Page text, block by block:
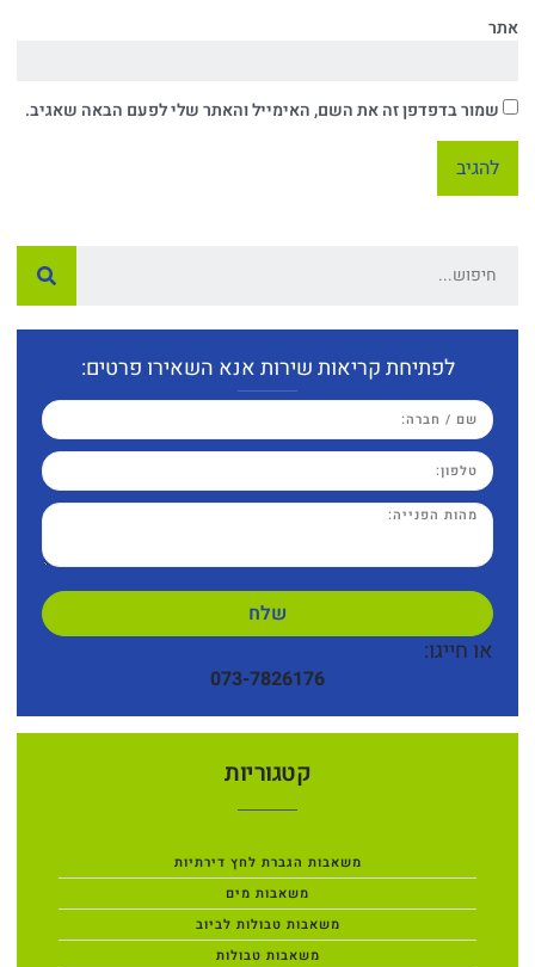
אתר
שמור בדפדפן זה את השם, האימייל והאתר שלי לפעם הבאה שאגיב.
לפתיחת קריאות שירות אנא השאירו פרטים:
שלח
או חייגו:
073-7826176
קטגוריות
משאבות הגברת לחץ דירתיות
משאבות מים
משאבות טבולות לביוב
משאבות טבולות